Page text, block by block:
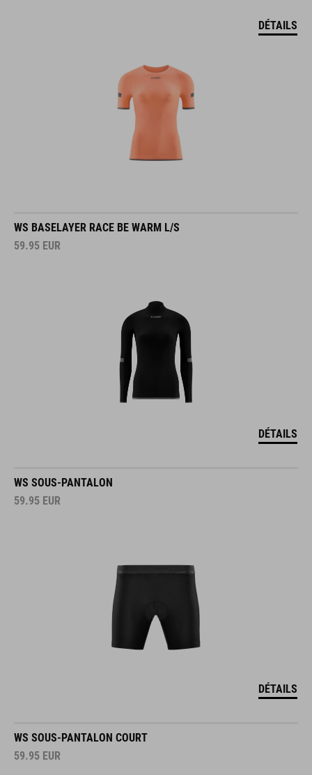
DÉTAILS
WS BASELAYER RACE BE WARM L/S
59.95 EUR
DÉTAILS
WS SOUS-PANTALON
59.95 EUR
DÉTAILS
WS SOUS-PANTALON COURT
59.95 EUR